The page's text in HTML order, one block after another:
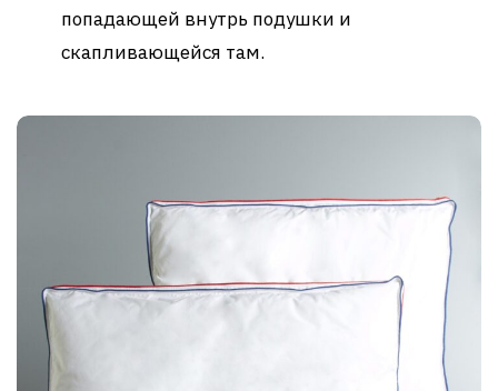
попадающей внутрь подушки и
скапливающейся там.